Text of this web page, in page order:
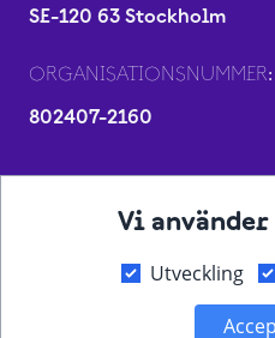
Vi
Utveckling
SE-120 63 Stockholm
ORGANISATIONSNUMMER:
802407-2160